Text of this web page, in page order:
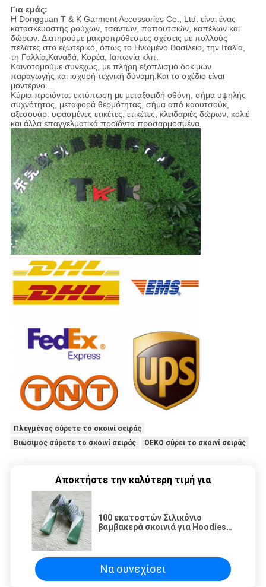
Για εμάς:
Η Dongguan T & K Garment Accessories Co., Ltd. είναι ένας
κατασκευαστής ρούχων, τσαντών, παπουτσιών, καπέλων και
δώρων. Διατηρούμε μακροπρόθεσμες σχέσεις με πολλούς
πελάτες στο εξωτερικό, όπως το Ηνωμένο Βασίλειο, την Ιταλία,
τη Γαλλία,Καναδά, Κορέα, Ιαπωνία κλπ.
Καινοτομούμε συνεχώς, με πλήρη εξοπλισμό δοκιμών
παραγωγής και ισχυρή τεχνική δύναμη.Και το σχέδιο είναι
μοντέρνο..
Κύρια προϊόντα: εκτύπωση με μεταξοειδή οθόνη, σήμα υψηλής
συχνότητας, μεταφορά θερμότητας, σήμα από καουτσούκ,
αξεσουάρ: υφασμένες ετικέτες, ετικέτες, κλειδαριές δώρων, κολιέ
και άλλα επαγγελματικά προϊόντα προσαρμοσμένα.
Πλεγμένος σύρετε το σκοινί σειράς
Βιώσιμος σύρετε το σκοινί σειράς
OEKO σύρει το σκοινί σειράς
Αποκτήστε την καλύτερη τιμή για
100 εκατοστών Σιλικόνιο
βαμβακερά σκοινιά για Hoodies
Να συνεχίσει